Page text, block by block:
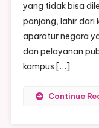
yang tidak bisa
panjang, lahir dari
aparatur negara
dan pelayanan
kampus […]
Continue